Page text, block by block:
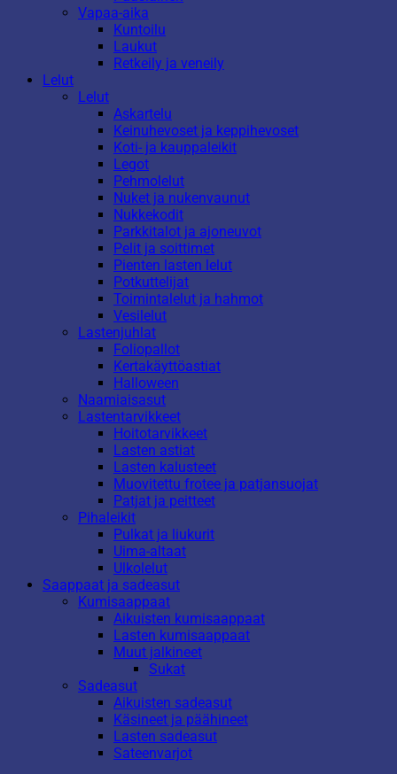
Vapaa-aika
Kuntoilu
Laukut
Retkeily ja veneily
Lelut
Lelut
Askartelu
Keinuhevoset ja keppihevoset
Koti- ja kauppaleikit
Legot
Pehmolelut
Nuket ja nukenvaunut
Nukkekodit
Parkkitalot ja ajoneuvot
Pelit ja soittimet
Pienten lasten lelut
Potkuttelijat
Toimintalelut ja hahmot
Vesilelut
Lastenjuhlat
Foliopallot
Kertakäyttöastiat
Halloween
Naamiaisasut
Lastentarvikkeet
Hoitotarvikkeet
Lasten astiat
Lasten kalusteet
Muovitettu frotee ja patjansuojat
Patjat ja peitteet
Pihaleikit
Pulkat ja liukurit
Uima-altaat
Ulkolelut
Saappaat ja sadeasut
Kumisaappaat
Aikuisten kumisaappaat
Lasten kumisaappaat
Muut jalkineet
Sukat
Sadeasut
Aikuisten sadeasut
Käsineet ja päähineet
Lasten sadeasut
Sateenvarjot